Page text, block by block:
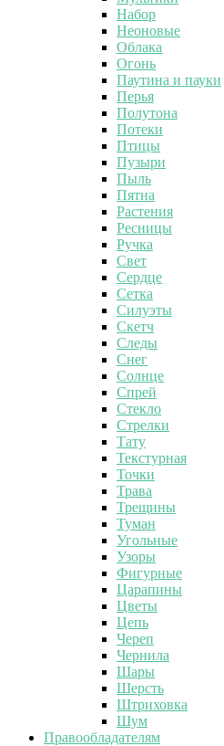
Набор
Неоновые
Облака
Огонь
Паутина и пауки
Перья
Полутона
Потеки
Птицы
Пузыри
Пыль
Пятна
Растения
Ресницы
Ручка
Свет
Сердце
Сетка
Силуэты
Скетч
Следы
Снег
Солнце
Спрей
Стекло
Стрелки
Тату
Текстурная
Точки
Трава
Трещины
Туман
Угольные
Узоры
Фигурные
Царапины
Цветы
Цепь
Череп
Чернила
Шары
Шерсть
Штриховка
Шум
Правообладателям